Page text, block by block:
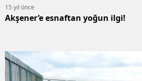
15 yıl önce
Akşener’e esnaftan yoğun ilgi!